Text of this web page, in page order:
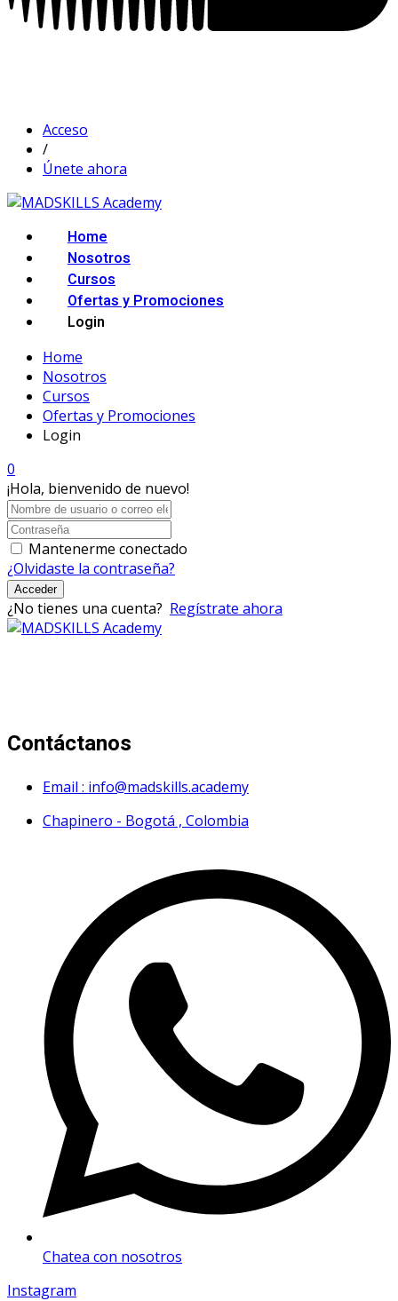
Acceso
/
Únete ahora
Home
Nosotros
Cursos
Ofertas y Promociones
Login
Home
Nosotros
Cursos
Ofertas y Promociones
Login
0
¡Hola, bienvenido de nuevo!
Mantenerme conectado
¿Olvidaste la contraseña?
Acceder
¿No tienes una cuenta? Regístrate ahora
Contáctanos
Email : info@madskills.academy
Chapinero - Bogotá , Colombia
Chatea con nosotros
Instagram